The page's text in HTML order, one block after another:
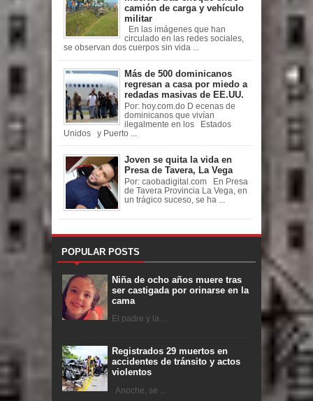
camión de carga y vehículo
militar
En las imágenes que han
circulado en las redes sociales,
se observan dos cuerpos sin vida ...
Más de 500 dominicanos
regresan a casa por miedo a
redadas masivas de EE.UU.
Por: hoy.com.do D ecenas de
dominicanos que vivían
ilegalmente en los Estados
Unidos y Puerto ...
Joven se quita la vida en
Presa de Tavera, La Vega
Por: caobadigital.com En Presa
de Tavera Provincia La Vega, en
un trágico suceso, se ha ...
POPULAR POSTS
Niña de ocho años muere tras
ser castigada por orinarse en la
cama
El padre y la ...
Registrados 29 muertos en
accidentes de tránsito y actos
violentos
Anoche, se ...